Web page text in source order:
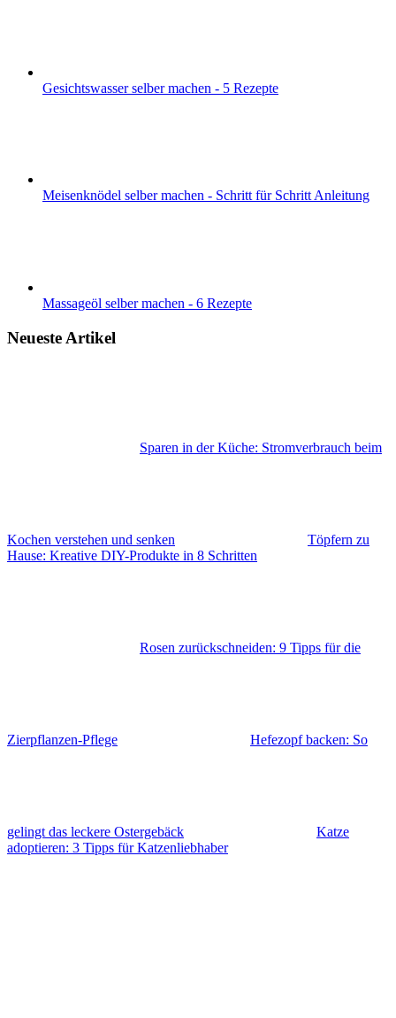
Gesichtswasser selber machen - 5 Rezepte
Meisenknödel selber machen - Schritt für Schritt Anleitung
Massageöl selber machen - 6 Rezepte
Neueste Artikel
Sparen in der Küche: Stromverbrauch beim
Kochen verstehen und senken
Töpfern zu
Hause: Kreative DIY-Produkte in 8 Schritten
Rosen zurückschneiden: 9 Tipps für die
Zierpflanzen-Pflege Hefezopf backen: So
gelingt das leckere Ostergebäck
Katze
adoptieren: 3 Tipps für Katzenliebhaber